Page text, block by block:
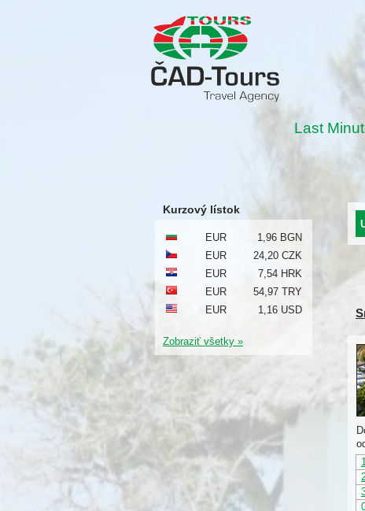
Last
Kurzový lístok
EUR
1,96 BGN
EUR
24,20 CZK
EUR
7,54 HRK
EUR
54,97 TRY
EUR
1,16 USD
Zobraziť všetky »